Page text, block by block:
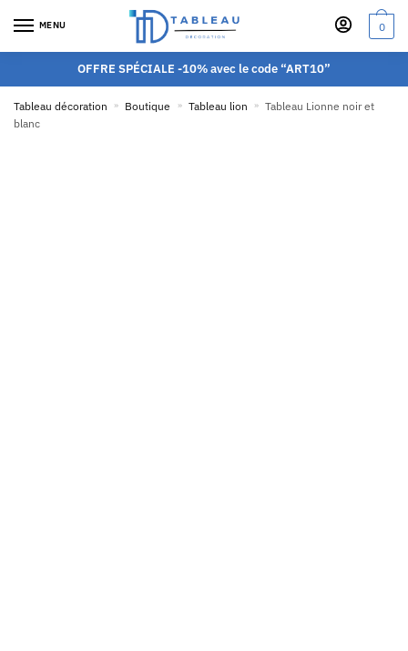
MENU 0
OFFRE SPÉCIALE -10% avec le code “ART10”
Tableau décoration » Boutique » Tableau lion » Tableau Lionne noir et
blanc